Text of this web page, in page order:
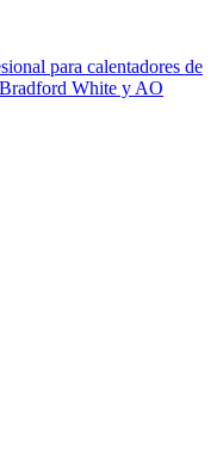
para calentadores de
White y AO